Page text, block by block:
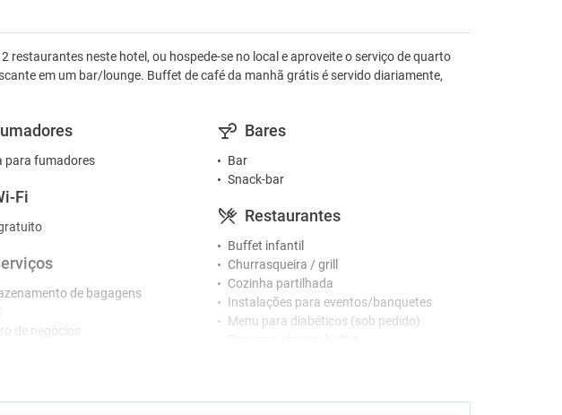
restaurantes neste hotel, ou hospede-se no local e aproveite o serviço de quarto
em um bar/lounge. Buffet de café da manhã grátis é servido diariamente,
para fumadores
Fi
de bagagens
de negócios
Fotocopiadora
Bares
Bar
Snack-bar
Restaurantes
Buffet infantil
Churrasqueira / grill
Cozinha partilhada
Instalações para eventos/banquetes
Menu para diabéticos (sob pedido)
Ginásio